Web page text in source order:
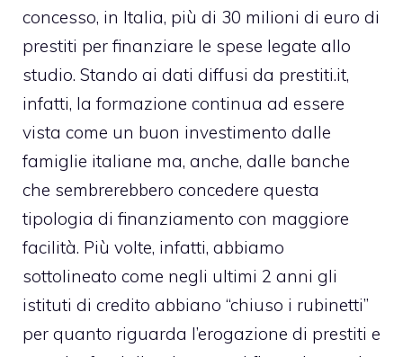
concesso, in Italia, più di 30 milioni di euro di
prestiti per finanziare le spese legate allo
studio. Stando ai dati diffusi da prestiti.it,
infatti, la formazione continua ad essere
vista come un buon investimento dalle
famiglie italiane ma, anche, dalle banche
che sembrerebbero concedere questa
tipologia di finanziamento con maggiore
facilità. Più volte, infatti, abbiamo
sottolineato come negli ultimi 2 anni gli
istituti di credito abbiano “chiuso i rubinetti”
per quanto riguarda l’erogazione di prestiti e